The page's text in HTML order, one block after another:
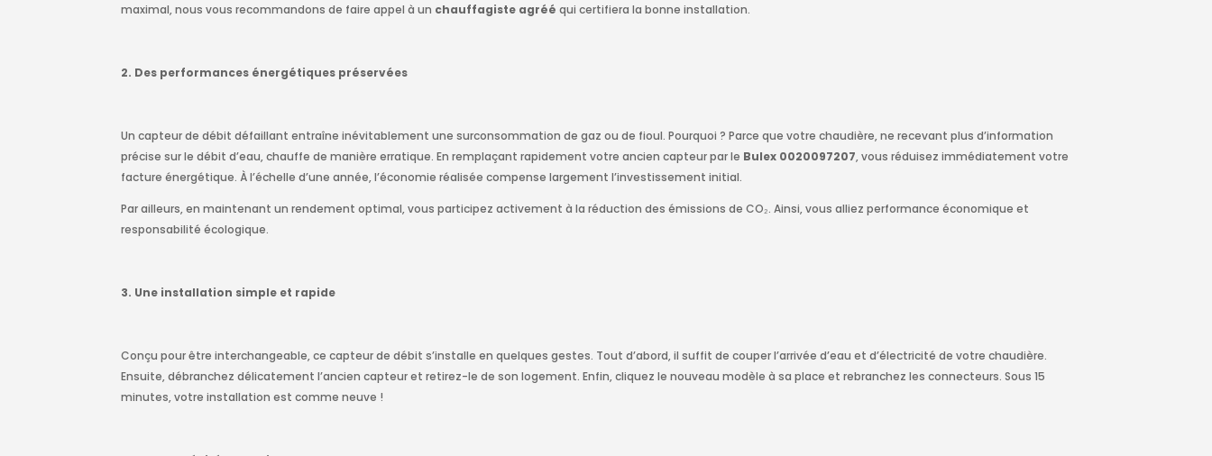
maximal, nous vous recommandons de faire appel à un chauffagiste agréé qui certifiera la bonne installation.
2. Des performances énergétiques préservées
Un capteur de débit défaillant entraîne inévitablement une surconsommation de gaz ou de fioul. Pourquoi ? Parce que votre chaudière, ne recevant plus d’information
précise sur le débit d’eau, chauffe de manière erratique. En remplaçant rapidement votre ancien capteur par le Bulex 0020097207, vous réduisez immédiatement votre
facture énergétique. À l’échelle d’une année, l’économie réalisée compense largement l’investissement initial.
Par ailleurs, en maintenant un rendement optimal, vous participez activement à la réduction des émissions de CO₂. Ainsi, vous alliez performance économique et
responsabilité écologique.
3. Une installation simple et rapide
Conçu pour être interchangeable, ce capteur de débit s’installe en quelques gestes. Tout d’abord, il suffit de couper l’arrivée d’eau et d’électricité de votre chaudière.
Ensuite, débranchez délicatement l’ancien capteur et retirez-le de son logement. Enfin, cliquez le nouveau modèle à sa place et rebranchez les connecteurs. Sous 15
minutes, votre installation est comme neuve !